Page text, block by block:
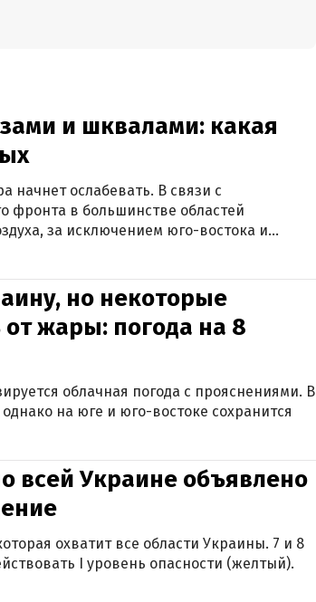
и шквалами: какая
начнет ослабевать. В связи с
фронта в большинстве областей
за исключением юго-востока и
но некоторые
от жары: погода на 8
облачная погода с прояснениями. В
на юге и юго-востоке сохранится
всей Украине объявлено
охватит все области Украины. 7 и 8
I уровень опасности (желтый).